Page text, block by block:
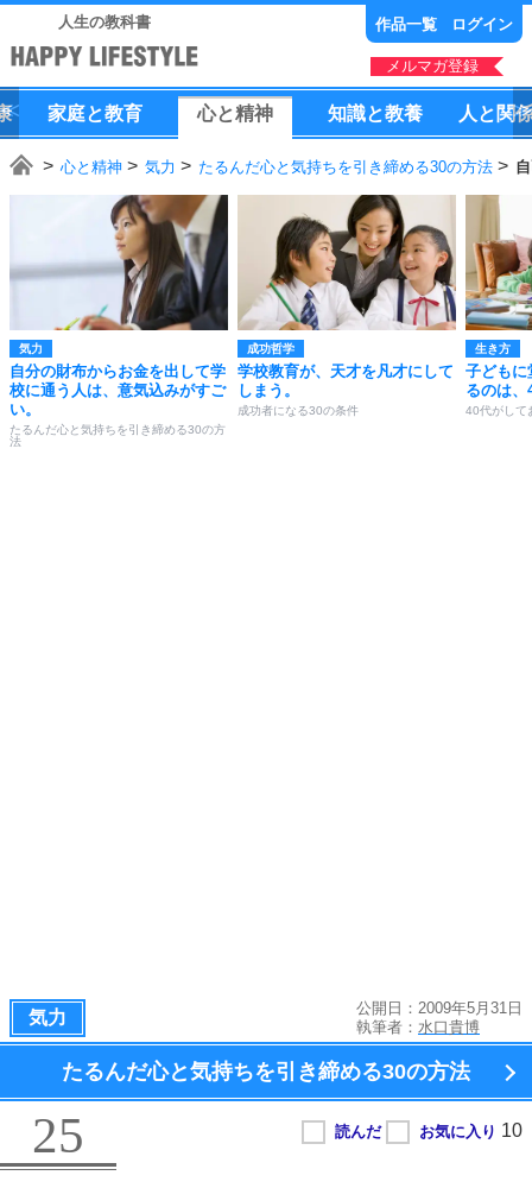
人生の教科書 作品一覧 ログイン
メルマガ登録
家庭と教育 心と精神 知識と教養 人 と 関
心と精神 気力 たるんだ心と気持ちを引き締める30の方法
気力
自分の財布からお金を出して学
校に通う人は、意気込みがすご
い。
たるんだ心と気持ちを引き締める30の方
法
成功哲学
学校教育が、天才を凡才にして
しまう。
成功者になる30の条件
生き方
子どもに
るのは、
40代がして
気力
公開日：2009年5月31日
執筆者： 水口貴博
たるんだ心と気持ちを引き締める30の方法
25